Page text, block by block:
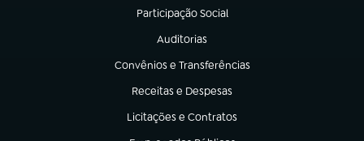
Participação Social
(abre em nova aba)
Auditorias
(abre em nova aba)
Convênios e Transferências
(abre em nova aba)
Receitas e Despesas
(abre em nova aba)
Licitações e Contratos
(abre em nova aba)